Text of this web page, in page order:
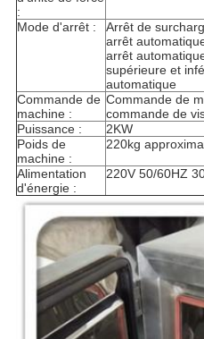
:
Mode d'arrêt :
Arrêt de
arrêt
arrêt
supérieure et
automatique
Commande de
machine :
Commande de
commande de
Puissance :
2KW
Poids de
machine :
220kg
Alimentation
d'énergie :
220V 50/60HZ